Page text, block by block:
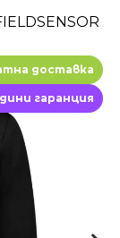
доставка
гаранция